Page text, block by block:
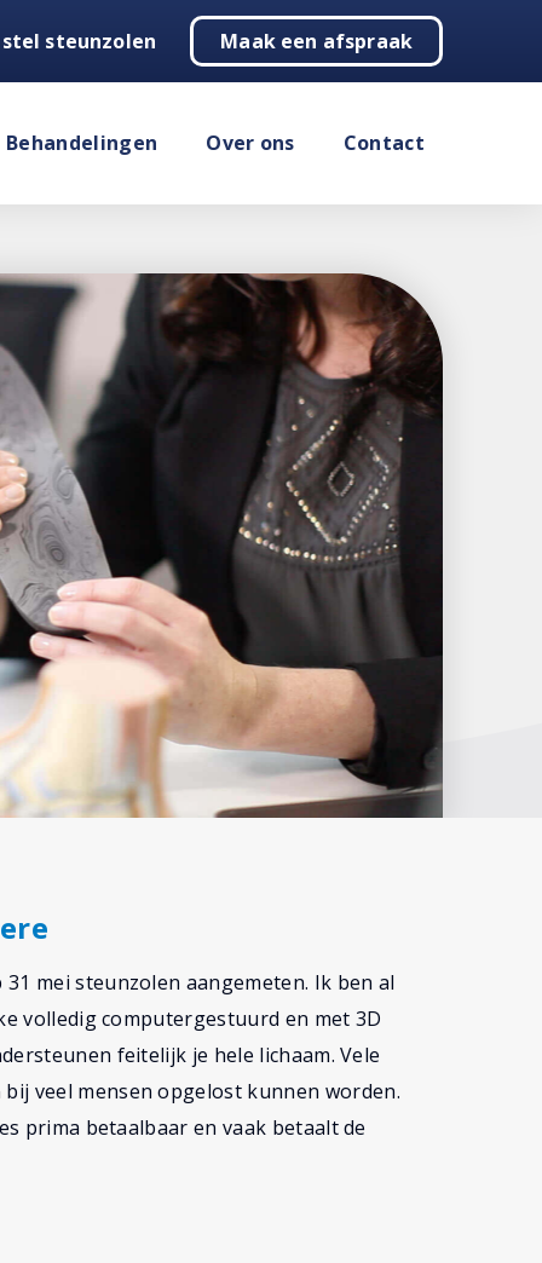
steunzolen Maak een afspraak
Behandelingen Over ons Contact
mei steunzolen aangemeten. Ik ben al
volledig computergestuurd en met 3D
feitelijk je hele lichaam. Vele
veel mensen opgelost kunnen worden.
prima betaalbaar en vaak betaalt de